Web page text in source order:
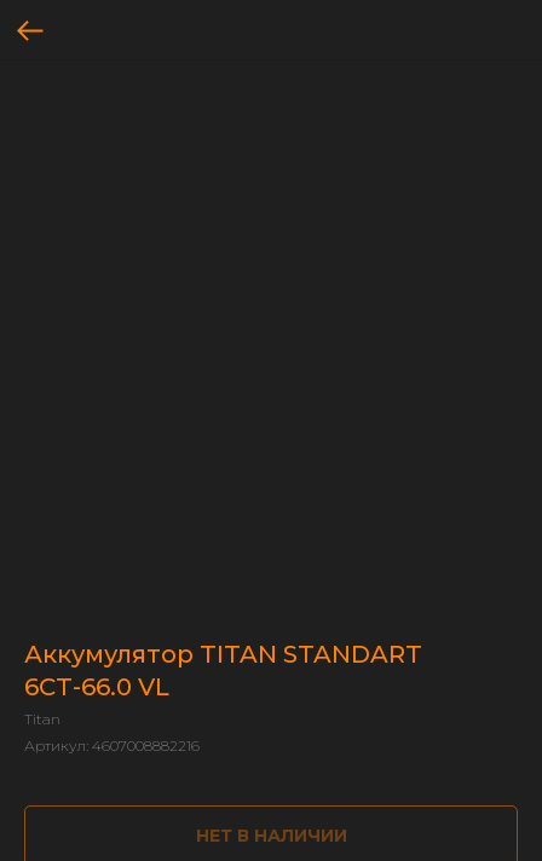
Аккумулятор TITAN STANDART
6СТ-66.0 VL
Titan
Артикул: 4607008882216
НЕТ В НАЛИЧИИ